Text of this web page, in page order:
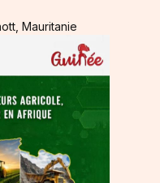
Mauritanie